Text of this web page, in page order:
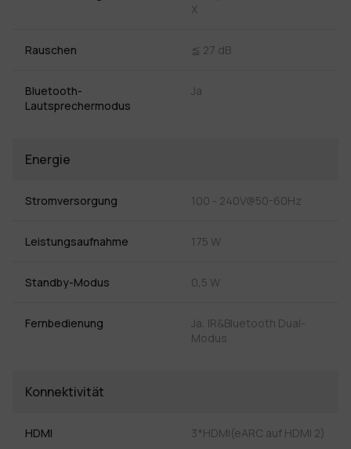
X
Rauschen ≦ 27 dB
Bluetooth-
Lautsprechermodus
Ja
Energie
Stromversorgung 100 - 240V@50-60Hz
Leistungsaufnahme 175 W
Standby-Modus 0,5 W
Fernbedienung
Ja, IR&Bluetooth Dual-
Modus
Konnektivität
HDMI 3*HDMI(eARC auf HDMI 2)